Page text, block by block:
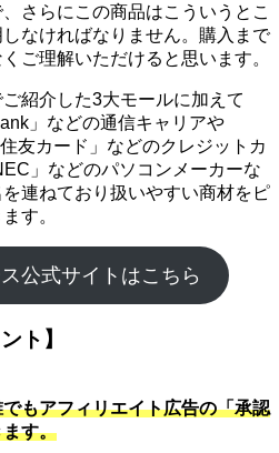
さらにこの商品はこういうとこ
なければなりません。購入まで
ご理解いただけると思います。
紹介した3大モールに加えて
」などの通信キャリアや
友カード」などのクレジットカ
」などのパソコンメーカーな
連ねており扱いやすい商材をピ
す。
公式サイトはこちら
ト】
もアフィリエイト広告の「承認
す。